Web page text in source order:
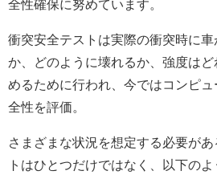
全性確保に努めています。
衝突安全テストは実際の衝突時に
か、どのように壊れるか、強度は
めるために行われ、今ではコンピ
全性を評価。
さまざまな状況を想定する必要が
トはひとつだけではなく、以下の